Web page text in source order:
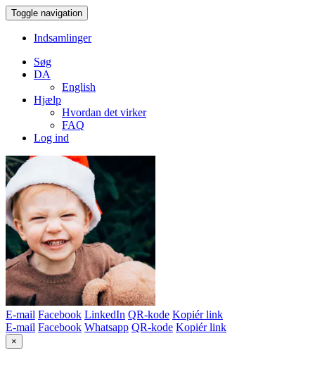
Toggle navigation
Indsamlinger
Søg
DA
English
Hjælp
Hvordan det virker
FAQ
Log ind
E-mail Facebook LinkedIn QR-kode Kopiér link
E-mail Facebook Whatsapp QR-kode Kopiér link
×